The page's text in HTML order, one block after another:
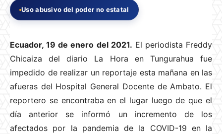
Uso abusivo del poder no estatal
Ecuador, 19 de enero del 2021. El periodista Freddy
Chicaiza del diario La Hora en Tungurahua fue
impedido de realizar un reportaje esta mañana en las
afueras del Hospital General Docente de Ambato. El
reportero se encontraba en el lugar luego de que el
día anterior se informó un incremento de los
afectados por la pandemia de la COVID-19 en la